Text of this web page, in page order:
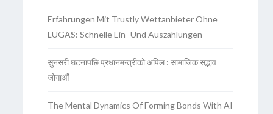
Erfahrungen Mit Trustly Wettanbieter Ohne
LUGAS: Schnelle Ein- Und Auszahlungen
सुनसरी घटनापछि प्रधानमन्त्रीको अपिल : सामाजिक सद्भाव
जोगाऔं
The Mental Dynamics Of Forming Bonds With AI